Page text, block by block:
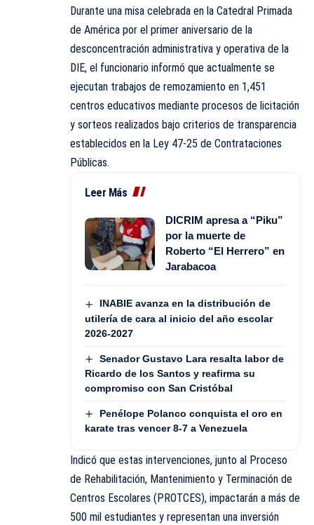
Durante una misa celebrada en la Catedral Primada
de América por el primer aniversario de la
desconcentración administrativa y operativa de la
DIE, el funcionario informó que actualmente se
ejecutan trabajos de remozamiento en 1,451
centros educativos mediante procesos de licitación
y sorteos realizados bajo criterios de transparencia
establecidos en la Ley 47-25 de Contrataciones
Públicas.
Leer Más
DICRIM apresa a “Piku”
por la muerte de
Roberto “El Herrero” en
Jarabacoa
INABIE avanza en la distribución de
utilería de cara al inicio del año escolar
2026-2027
Senador Gustavo Lara resalta labor de
Ricardo de los Santos y reafirma su
compromiso con San Cristóbal
Penélope Polanco conquista el oro en
karate tras vencer 8-7 a Venezuela
Indicó que estas intervenciones, junto al Proceso
de Rehabilitación, Mantenimiento y Terminación de
Centros Escolares (PROTCES), impactarán a más de
500 mil estudiantes y representan una inversión